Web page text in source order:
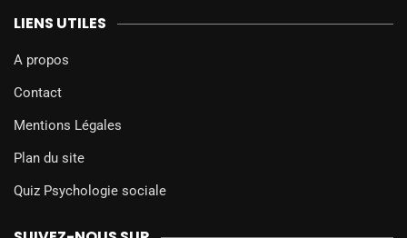
LIENS UTILES
A propos
Contact
Mentions Légales
Plan du site
Quiz Psychologie sociale